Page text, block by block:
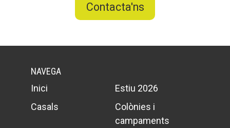
Contacta'ns
NAVEGA
Inici
Estiu 2026
Casals
Colònies i
campaments